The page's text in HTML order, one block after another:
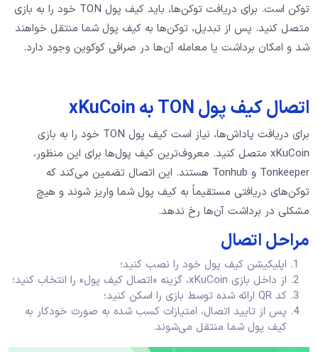
توکن است. برای دریافت توکن‌ها، باید کیف پول TON خود را به بازی
متصل کنید. پس از تبدیل، توکن‌ها به کیف پول شما منتقل خواهند
شد و امکان برداشت یا معامله آن‌ها در صرافی کوکوین وجود دارد.
اتصال کیف پول TON به xKuCoin
برای دریافت پاداش‌ها، نیاز است کیف پول TON خود را به بازی
xKuCoin متصل کنید. معروف‌ترین کیف پول‌ها برای این منظور،
Tonkeeper و Tonhub هستند. این اتصال تضمین می‌کند که
توکن‌های دریافتی مستقیماً به کیف پول شما واریز شوند و هیچ
مشکلی در برداشت آن‌ها رخ ندهد.
مراحل اتصال
اپلیکیشن کیف پول خود را نصب کنید؛
از داخل بازی xKuCoin، گزینه «اتصال کیف پول» را انتخاب کنید؛
کد QR ارائه شده توسط بازی را اسکن کنید؛
پس از تایید اتصال، امتیازات کسب شده به صورت خودکار به
کیف پول شما منتقل می‌شوند.